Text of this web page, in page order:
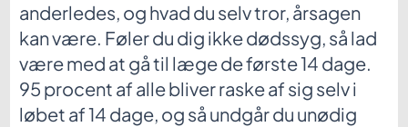
anderledes, og hvad du selv tror, årsagen
kan være. Føler du dig ikke dødssyg, så lad
være med at gå til læge de første 14 dage.
95 procent af alle bliver raske af sig selv i
løbet af 14 dage, og så undgår du unødig